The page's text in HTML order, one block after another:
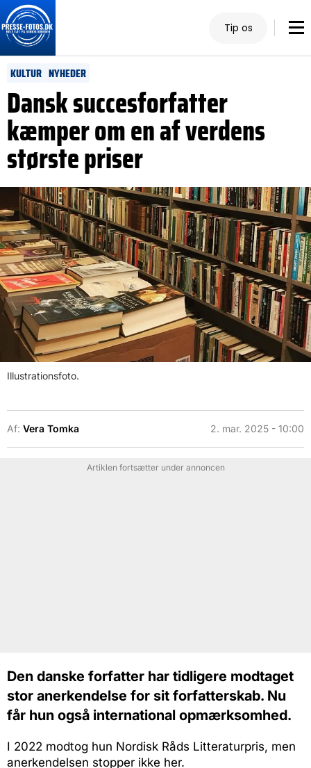
Tip os
KULTUR NYHEDER
Dansk succesforfatter
kæmper om en af verdens
største priser
Illustrationsfoto.
Af: Vera Tomka 2. mar. 2025 - 10:00
Artiklen fortsætter under annoncen
Den danske forfatter har tidligere modtaget
stor anerkendelse for sit forfatterskab. Nu
får hun også international opmærksomhed.
I 2022 modtog hun Nordisk Råds Litteraturpris, men
anerkendelsen stopper ikke her.